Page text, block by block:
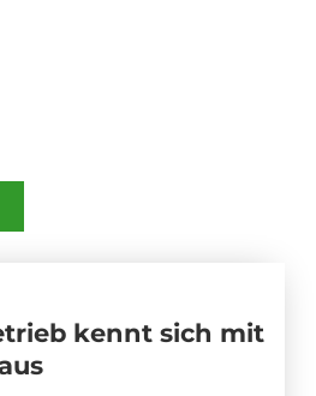
kennt sich mit